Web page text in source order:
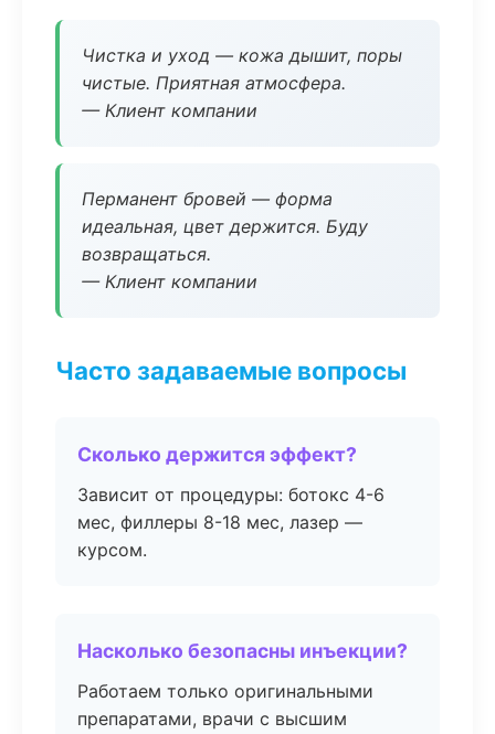
Чистка и уход — кожа дышит, поры
чистые. Приятная атмосфера.
— Клиент компании
Перманент бровей — форма
идеальная, цвет держится. Буду
возвращаться.
— Клиент компании
Часто задаваемые вопросы
Сколько держится эффект?
Зависит от процедуры: ботокс 4-6
мес, филлеры 8-18 мес, лазер —
курсом.
Насколько безопасны инъекции?
Работаем только оригинальными
препаратами, врачи с высшим